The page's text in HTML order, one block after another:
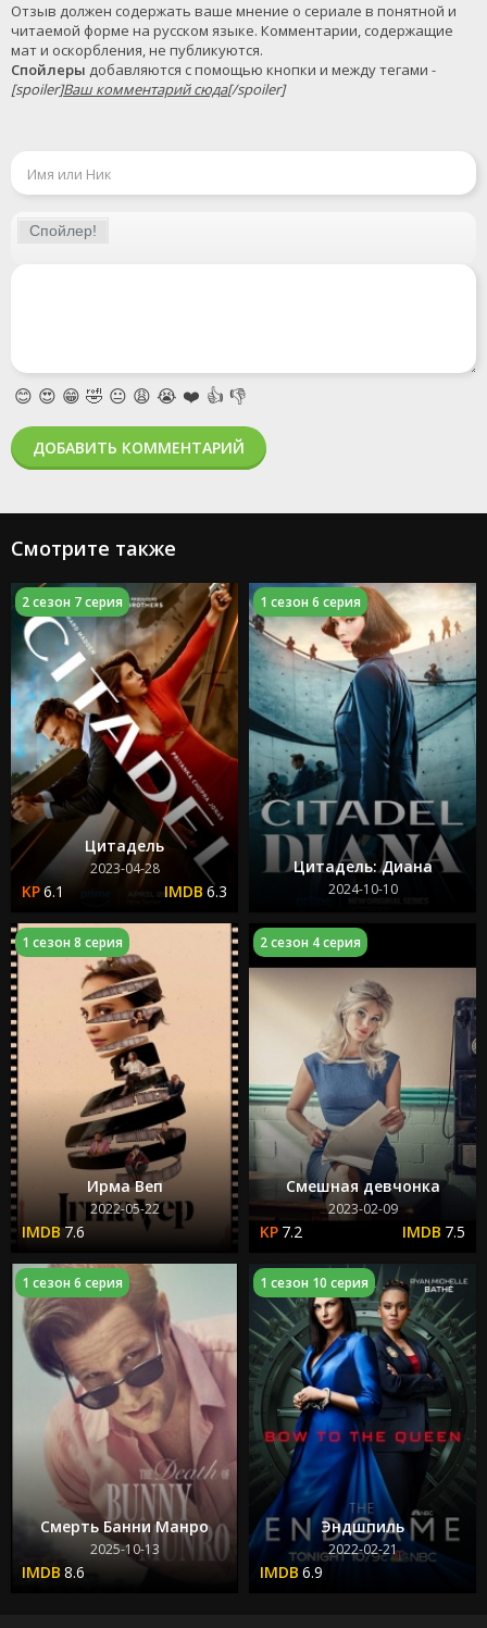
Отзыв должен содержать ваше мнение о сериале в понятной и
читаемой форме на русском языке. Комментарии, содержащие
Спойлеры добавляются с помощью кнопки и между тегами -
[spoiler]Ваш комментарий сюда[/spoiler]
😊 😍 😁 🤣 😐 😩 😭 ❤️ 👍 👎
ДОБАВИТЬ КОММЕНТАРИЙ
Смотрите также
Цитадель
2023-04-28
6.1 6.3
2 сезон 7 серия
Цитадель: Диана
2024-10-10
1 сезон 6 серия
Ирма Веп
2022-05-22
7.6
1 сезон 8 серия
Смешная девчонка
2023-02-09
7.2 7.5
2 сезон 4 серия
Смерть Банни Манро
2025-10-13
8.6
1 сезон 6 серия
Эндшпиль
2022-02-21
6.9
1 сезон 10 серия